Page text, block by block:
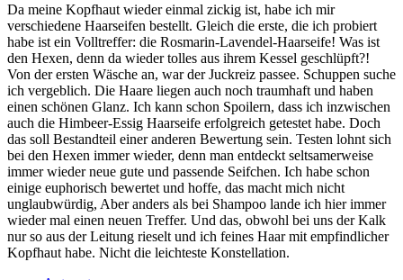
Da meine Kopfhaut wieder einmal zickig ist, habe ich mir
verschiedene Haarseifen bestellt. Gleich die erste, die ich probiert
habe ist ein Volltreffer: die Rosmarin-Lavendel-Haarseife! Was ist
den Hexen, denn da wieder tolles aus ihrem Kessel geschlüpft?!
Von der ersten Wäsche an, war der Juckreiz passee. Schuppen suche
ich vergeblich. Die Haare liegen auch noch traumhaft und haben
einen schönen Glanz. Ich kann schon Spoilern, dass ich inzwischen
auch die Himbeer-Essig Haarseife erfolgreich getestet habe. Doch
das soll Bestandteil einer anderen Bewertung sein. Testen lohnt sich
bei den Hexen immer wieder, denn man entdeckt seltsamerweise
immer wieder neue gute und passende Seifchen. Ich habe schon
einige euphorisch bewertet und hoffe, das macht mich nicht
unglaubwürdig, Aber anders als bei Shampoo lande ich hier immer
wieder mal einen neuen Treffer. Und das, obwohl bei uns der Kalk
nur so aus der Leitung rieselt und ich feines Haar mit empfindlicher
Kopfhaut habe. Nicht die leichteste Konstellation.